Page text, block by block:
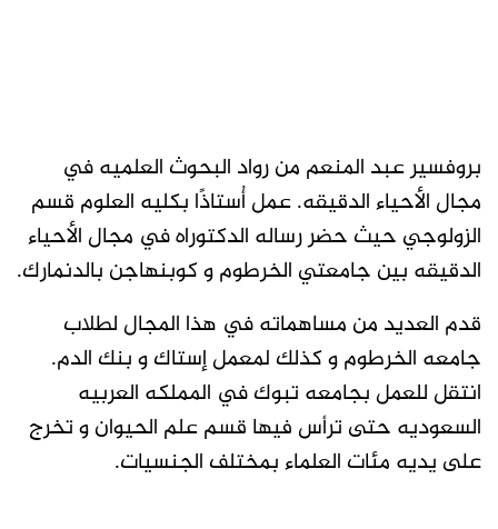
بروفسير عبد المنعم من رواد البحوث العلميه في
مجال الأحياء الدقيقه. عمل أُستاذًا بكليه العلوم قسم
الزولوجي حيث حضر رساله الدكتوراه في مجال الأحياء
الدقيقه بين جامعتي الخرطوم و كوبنهاجن بالدنمارك.
قدم العديد من مساهماته في هذا المجال لطلاب
جامعه الخرطوم و كذلك لمعمل إستاك و بنك الدم.
انتقل للعمل بجامعه تبوك في المملكه العربيه
السعوديه حتى ترأس فيها قسم علم الحيوان و تخرج
على يديه مئات العلماء بمختلف الجنسيات.